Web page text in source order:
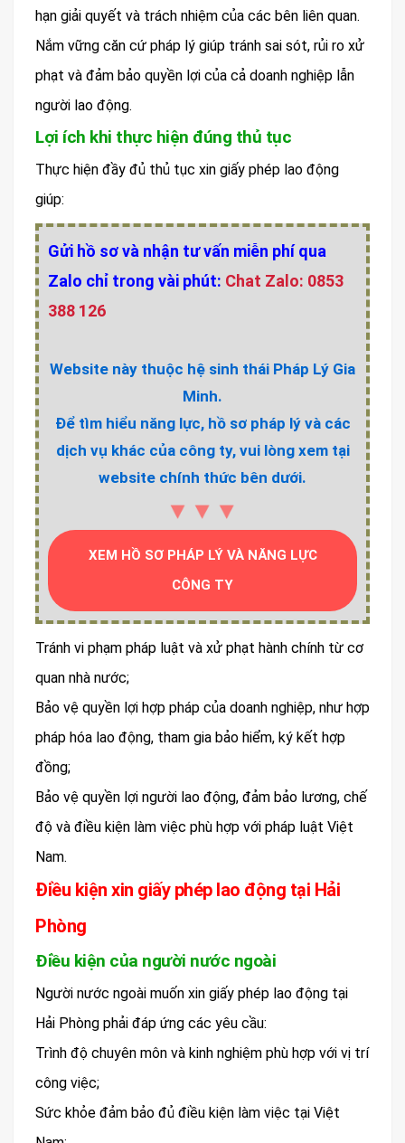
hạn giải quyết và trách nhiệm của các bên liên quan.
Nắm vững căn cứ pháp lý giúp tránh sai sót, rủi ro xử
phạt và đảm bảo quyền lợi của cả doanh nghiệp lẫn
người lao động.
Lợi ích khi thực hiện đúng thủ tục
Thực hiện đầy đủ thủ tục xin giấy phép lao động
giúp:
Gửi hồ sơ và nhận tư vấn miễn phí qua
Zalo chỉ trong vài phút: Chat Zalo: 0853
388 126
Website này thuộc hệ sinh thái Pháp Lý Gia
Minh.
Để tìm hiểu năng lực, hồ sơ pháp lý và các
dịch vụ khác của công ty, vui lòng xem tại
website chính thức bên dưới.
▼▼▼
XEM HỒ SƠ PHÁP LÝ VÀ NĂNG LỰC
CÔNG TY
Tránh vi phạm pháp luật và xử phạt hành chính từ cơ
quan nhà nước;
Bảo vệ quyền lợi hợp pháp của doanh nghiệp, như hợp
pháp hóa lao động, tham gia bảo hiểm, ký kết hợp
đồng;
Bảo vệ quyền lợi người lao động, đảm bảo lương, chế
độ và điều kiện làm việc phù hợp với pháp luật Việt
Nam.
Điều kiện xin giấy phép lao động tại Hải
Phòng
Điều kiện của người nước ngoài
Người nước ngoài muốn xin giấy phép lao động tại
Hải Phòng phải đáp ứng các yêu cầu:
Trình độ chuyên môn và kinh nghiệm phù hợp với vị trí
công việc;
Sức khỏe đảm bảo đủ điều kiện làm việc tại Việt